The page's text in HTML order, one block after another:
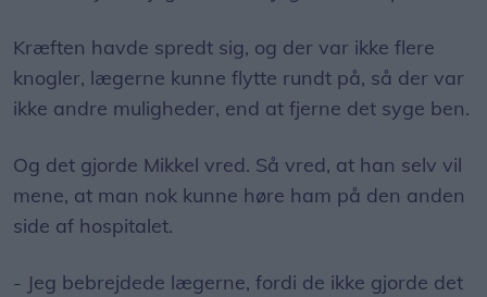
Kræften havde spredt sig, og der var ikke flere
knogler, lægerne kunne flytte rundt på, så der var
ikke andre muligheder, end at fjerne det syge ben.
Og det gjorde Mikkel vred. Så vred, at han selv vil
mene, at man nok kunne høre ham på den anden
side af hospitalet.
- Jeg bebrejdede lægerne, fordi de ikke gjorde det